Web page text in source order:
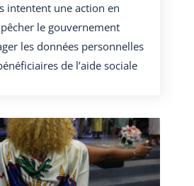
intentent une action en
le gouvernement
les données personnelles
de l’aide sociale